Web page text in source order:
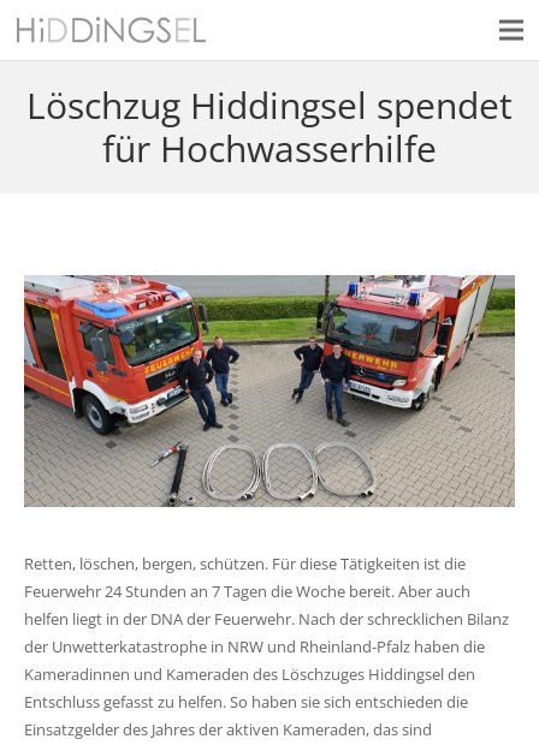
Löschzug Hiddingsel spendet
für Hochwasserhilfe
Retten, löschen, bergen, schützen. Für diese Tätigkeiten ist die
Feuerwehr 24 Stunden an 7 Tagen die Woche bereit. Aber auch
helfen liegt in der DNA der Feuerwehr. Nach der schrecklichen Bilanz
der Unwetterkatastrophe in NRW und Rheinland-Pfalz haben die
Kameradinnen und Kameraden des Löschzuges Hiddingsel den
Entschluss gefasst zu helfen. So haben sie sich entschieden die
Einsatzgelder des Jahres der aktiven Kameraden, das sind